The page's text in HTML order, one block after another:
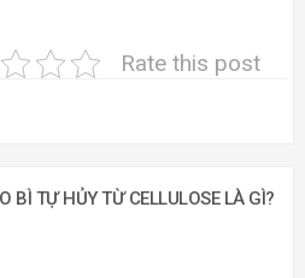
Rate this post
BÌ TỰ HỦY TỪ CELLULOSE LÀ GÌ?